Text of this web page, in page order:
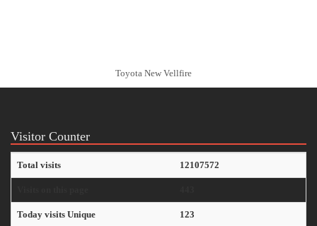
Visitor Counter
Total visits 12107572
Today visits Unique 123